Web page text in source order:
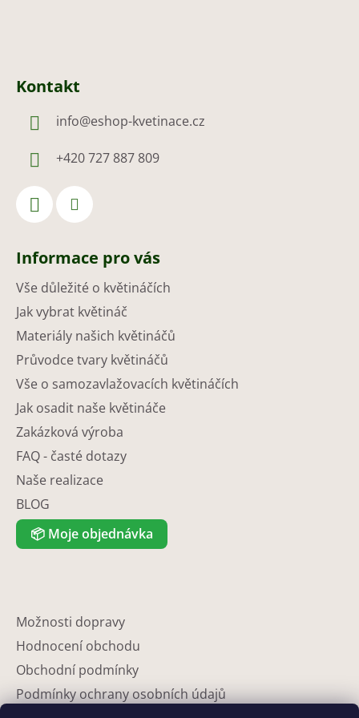
Kontakt
info@eshop-kvetinace.cz
+420 727 887 809
Informace pro vás
Vše důležité o květináčích
Jak vybrat květináč
Materiály našich květináčů
Průvodce tvary květináčů
Vše o samozavlažovacích květináčích
Jak osadit naše květináče
Zakázková výroba
FAQ - časté dotazy
Naše realizace
BLOG
📦 Moje objednávka
Možnosti dopravy
Hodnocení obchodu
Obchodní podmínky
Podmínky ochrany osobních údajů